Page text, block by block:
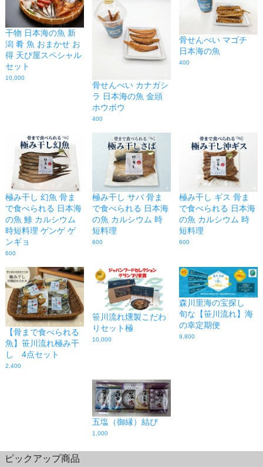
干物 日本海の魚 新
潟 肴 魚 おまかせ お
得 天ぴ屋スペシャル
セット
10,000
骨せんべい カナガシ
ラ 日本海の魚 金頭
ホウボウ
400
骨せんべい マゴチ
日本海の魚
400
極み干し 幻魚 骨ま
で食べられる 日本海
の魚 鯵 カルシウム
時短料理 ゲンゲ ゲ
ンギョ
600
極み干し サバ 骨ま
で食べられる 日本海
の魚 カルシウム 時
短料理
600
極み干し ギス 骨ま
で食べられる 日本海
の魚 カルシウム 時
短料理
600
【骨まで食べられる
魚】笹川流れ極み干
し 4点セット
2,400
笹川流れ燻製こだわ
りセット極
10,000
森川里海の宝探し
旬な【笹川流れ】海
の幸定期便
9,800
五塩（御縁）結び
1,000
ピックアップ商品